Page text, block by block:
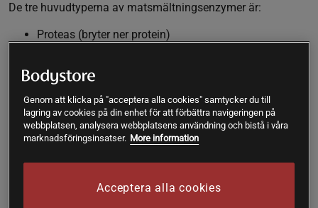
De tre huvudtyperna av matsmältningsenzymer är:
Proteas (bryter ner protein)
Det finns även en rad andra enzymer som till exempel laktas
som bryter ner mjölkproteinet laktos och fytas som bryter
ner syror i säd,nötter, frön, frukt och grönsaker. Förutom
enzymer behöver vi även galla och vår sura magsyra för att
bakterier och parasiter som vi kan få i oss via maten.
Genom att klicka på "acceptera alla cookies" samtycker du till
lagring av cookies på din enhet för att förbättra navigeringen på
webbplatsen, analysera webbplatsens användning och bistå i våra
marknadsföringsinsatser. More information
Acceptera alla cookies